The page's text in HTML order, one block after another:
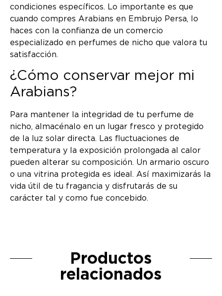
condiciones específicos. Lo importante es que
cuando compres Arabians en Embrujo Persa, lo
haces con la confianza de un comercio
especializado en perfumes de nicho que valora tu
satisfacción.
¿Cómo conservar mejor mi
Arabians?
Para mantener la integridad de tu perfume de
nicho, almacénalo en un lugar fresco y protegido
de la luz solar directa. Las fluctuaciones de
temperatura y la exposición prolongada al calor
pueden alterar su composición. Un armario oscuro
o una vitrina protegida es ideal. Así maximizarás la
vida útil de tu fragancia y disfrutarás de su
carácter tal y como fue concebido.
Productos
relacionados